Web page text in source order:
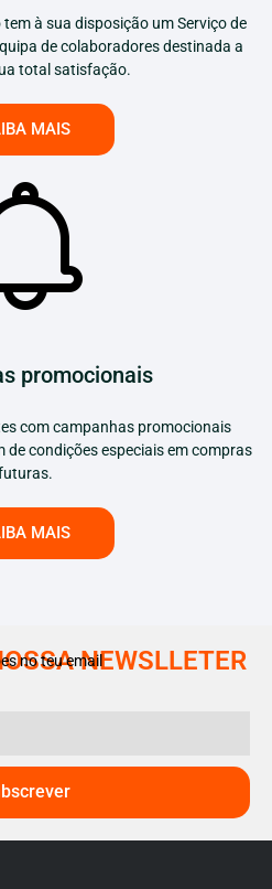
à sua disposição um Serviço de
de colaboradores destinada a
total satisfação.
MAIS
promocionais
com campanhas promocionais
de condições especiais em compras
MAIS
NEWSLLETER
no teu email